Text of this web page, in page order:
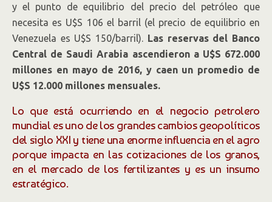
y el punto de equilibrio del precio del petróleo que
necesita es U$S 106 el barril (el precio de equilibrio en
Venezuela es U$S 150/barril). Las reservas del Banco
Central de Saudi Arabia ascendieron a U$S 672.000
millones en mayo de 2016, y caen un promedio de
U$S 12.000 millones mensuales.
Lo que está ocurriendo en el negocio petrolero
mundial es uno de los grandes cambios geopolíticos
del siglo XXI y tiene una enorme influencia en el agro
porque impacta en las cotizaciones de los granos,
en el mercado de los fertilizantes y es un insumo
estratégico.